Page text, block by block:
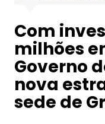
Com
milhões
Governo
nova
sede de